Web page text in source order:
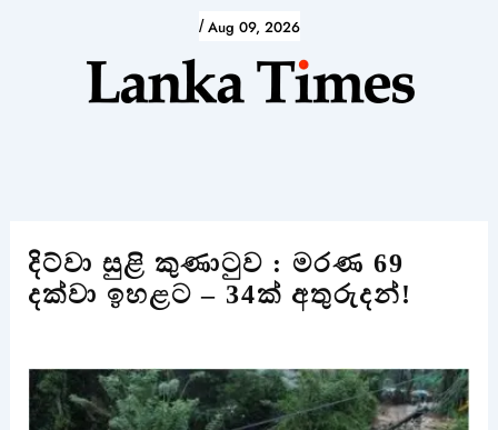
/ Aug 09, 2026
දිට්වා සුළි කුණාටුව : මරණ 69
දක්වා ඉහළට – 34ක් අතුරුදන්!